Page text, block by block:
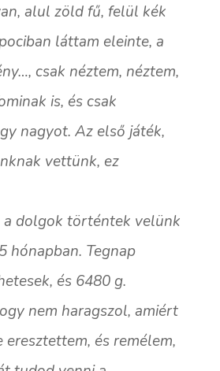
alul zöld fű, felül kék
láttam eleinte, a
csak néztem, néztem,
is, és csak
nagyot. Az első játék,
vettünk, ez
a dolgok történtek velünk
hónapban. Tegnap
és 6480 g.
nem haragszol, amiért
eresztettem, és remélem,